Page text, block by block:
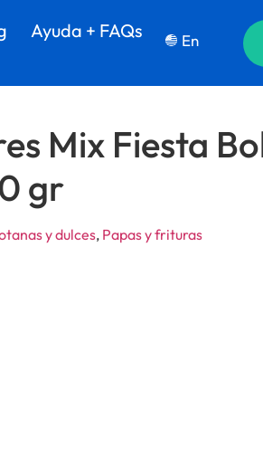
Ayuda + FAQs En
Mix Fiesta
gr
y dulces, Papas y frituras